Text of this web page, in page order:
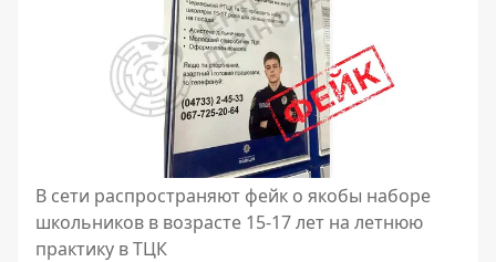
В сети распространяют фейк о якобы наборе
школьников в возрасте 15-17 лет на летнюю
практику в ТЦК